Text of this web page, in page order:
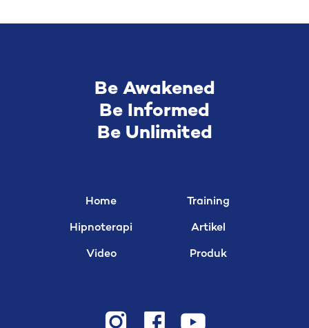
Be Awakened
Be Informed
Be Unlimited
Home
Hipnoterapi
Video
Training
Artikel
Produk